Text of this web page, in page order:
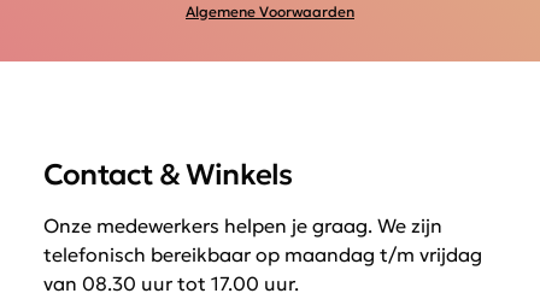
Algemene Voorwaarden
Contact & Winkels
Onze medewerkers helpen je graag. We zijn
telefonisch bereikbaar op maandag t/m vrijdag
van 08.30 uur tot 17.00 uur.